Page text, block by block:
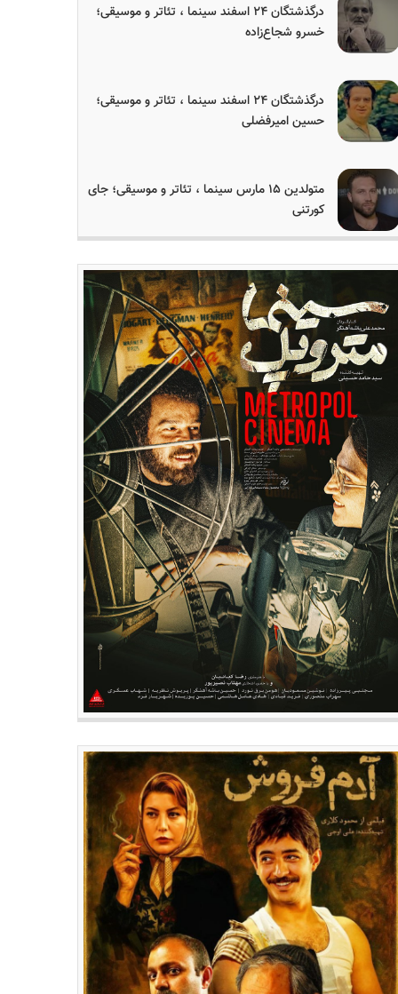
درگذشتگان ۲۴ اسفند سینما ، تئاتر و موسیقی؛
خسرو شجاع‌زاده
درگذشتگان ۲۴ اسفند سینما ، تئاتر و موسیقی؛
حسین امیرفضلی
متولدین ۱۵ مارس سینما ، تئاتر و موسیقی؛ جای
کورتنی